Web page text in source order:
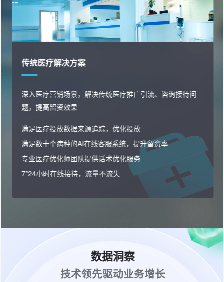
传统医疗解决方案
深入医疗营销场景，解决传统医疗推广引流、咨询接待问
题，提高留资效果
满足医疗投放数据来源追踪，优化投放
满足数十个病种的AI在线客服系统，提升留资率
专业医疗优化师团队提供话术优化服务
7*24小时在线接待，流量不流失
数据洞察
技术领先驱动业务增长